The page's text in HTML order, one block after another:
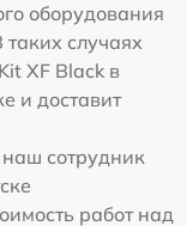
оборудования
случаях
XF Black в
и доставит
сотрудник
работ над